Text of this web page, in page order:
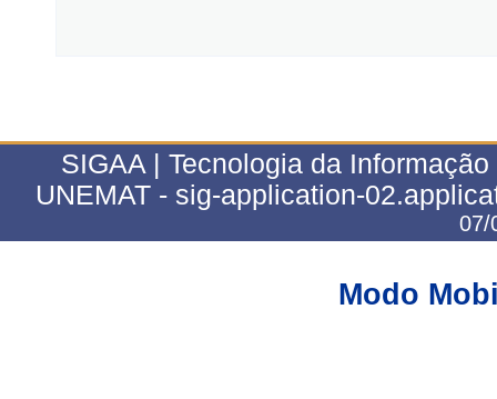
SIGAA | Tecnologia da
UNEMAT - sig-application-
07/
Modo